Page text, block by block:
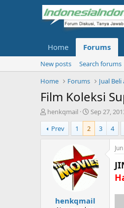
Home Forums
New posts
Search forums
Home
Forums Jual
Film Koleksi
T
h
r
e
henkqmail
S
t
a
r
d
a
t
Sep 27,
Prev
1 2 3 4
henkqmail